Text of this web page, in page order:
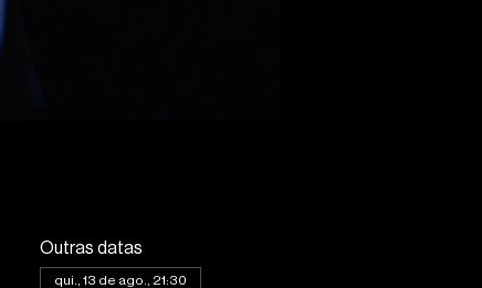
Outras datas
qui., 13 de ago., 21:30